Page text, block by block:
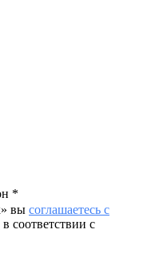
*
вы соглашаетесь с
в соответствии с